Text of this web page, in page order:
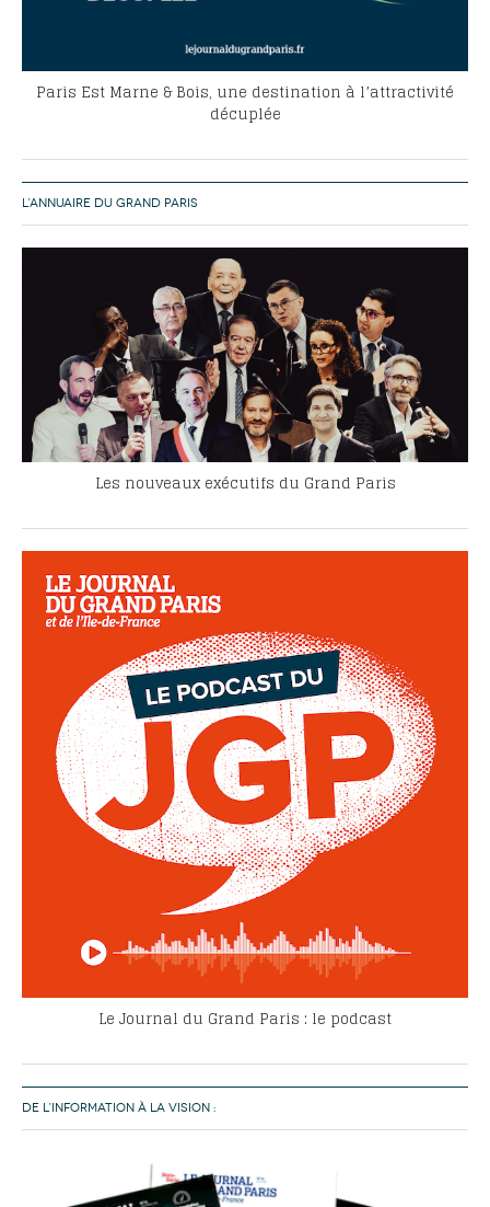
Paris Est Marne & Bois, une destination à l’attractivité
décuplée
L’ANNUAIRE DU GRAND PARIS
Les nouveaux exécutifs du Grand Paris
Le Journal du Grand Paris : le podcast
DE L’INFORMATION À LA VISION :